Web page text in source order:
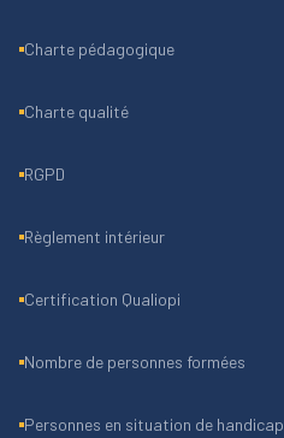
Charte pédagogique
Charte qualité
RGPD
Règlement intérieur
Certification Qualiopi
Nombre de personnes formées
Personnes en situation de handicap